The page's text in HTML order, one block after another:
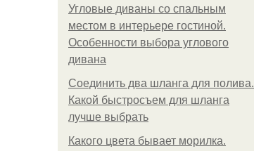
Угловые диваны со спальным
местом в интерьере гостиной.
Особенности выбора углового
дивана
Соединить два шланга для полива.
Какой быстросъем для шланга
лучше выбрать
Какого цвета бывает морилка.